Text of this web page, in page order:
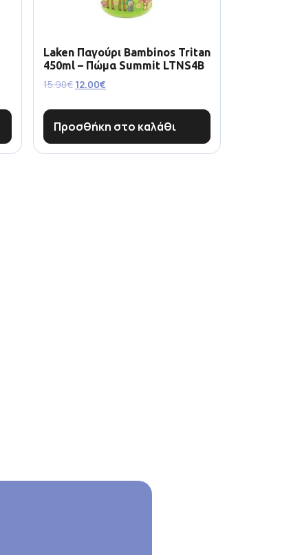
Laken Παγούρι Bambinos Tritan
450ml – Πώμα Summit LTNS4B
15.90€ 12.00€
Προσθήκη στο καλάθι